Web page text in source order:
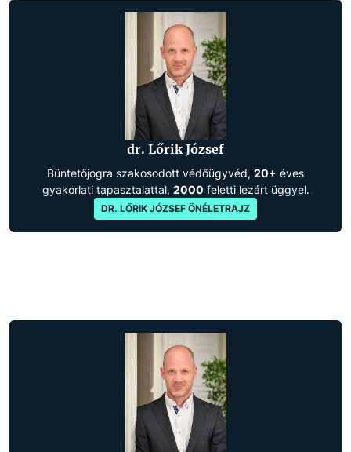
dr. Lőrik József
Büntetőjogra szakosodott védőügyvéd, 20+ éves
gyakorlati tapasztalattal, 2000 feletti lezárt üggyel.
DR. LŐRIK JÓZSEF ÖNÉLETRAJZ